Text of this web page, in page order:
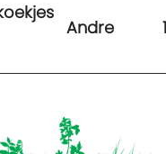
Andre